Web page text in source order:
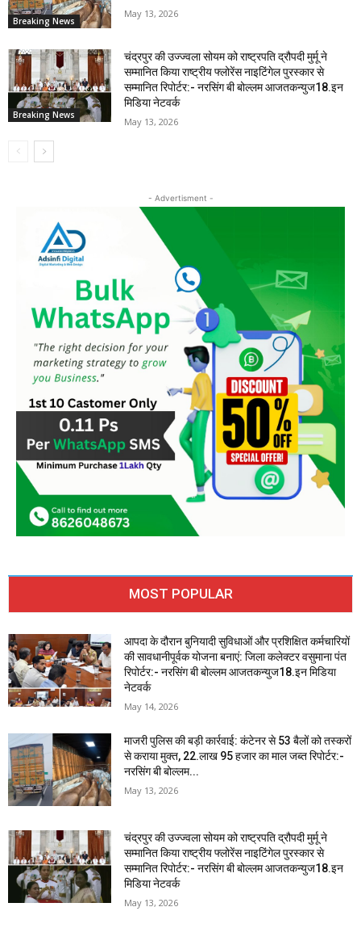
Breaking News
May 13, 2026
Breaking News
चंद्रपुर की उज्ज्वला सोयम को राष्ट्रपति द्रौपदी मुर्मू ने
सम्मानित किया राष्ट्रीय फ्लोरेंस नाइटिंगेल पुरस्कार से
सम्मानित रिपोर्टर:- नरसिंग बी बोल्लम आजतकन्युज18.इन
मिडिया नेटवर्क
May 13, 2026
- Advertisment -
MOST POPULAR
आपदा के दौरान बुनियादी सुविधाओं और प्रशिक्षित कर्मचारियों
की सावधानीपूर्वक योजना बनाएं: जिला कलेक्टर वसुमाना पंत
रिपोर्टर:- नरसिंग बी बोल्लम आजतकन्युज18.इन मिडिया
नेटवर्क
May 14, 2026
माजरी पुलिस की बड़ी कार्रवाई: कंटेनर से 53 बैलों को तस्करों
से कराया मुक्त, 22.लाख 95 हजार का माल जब्त रिपोर्टर:-
नरसिंग बी बोल्लम...
May 13, 2026
चंद्रपुर की उज्ज्वला सोयम को राष्ट्रपति द्रौपदी मुर्मू ने
सम्मानित किया राष्ट्रीय फ्लोरेंस नाइटिंगेल पुरस्कार से
सम्मानित रिपोर्टर:- नरसिंग बी बोल्लम आजतकन्युज18.इन
मिडिया नेटवर्क
May 13, 2026